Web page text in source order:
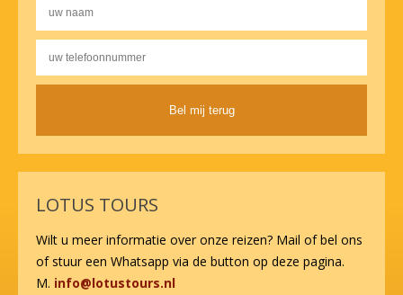
LOTUS TOURS
Wilt u meer informatie over onze reizen? Mail of bel ons
of stuur een Whatsapp via de button op deze pagina.
M. info@lotustours.nl